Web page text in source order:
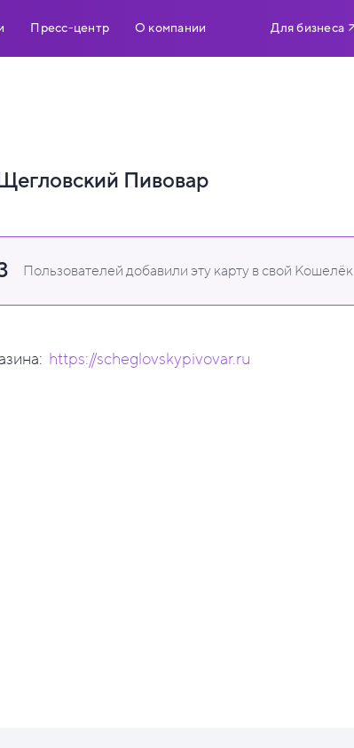
Пресс-центр О компании Для бизнеса
Пивовар
Пользователей добавили эту карту в свой Кошелёк
https://scheglovskypivovar.ru